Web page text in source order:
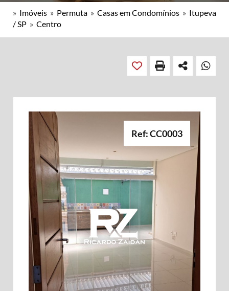
» Imóveis » Permuta » Casas em Condomínios » Itupeva
/ SP » Centro
Ref: CC0003